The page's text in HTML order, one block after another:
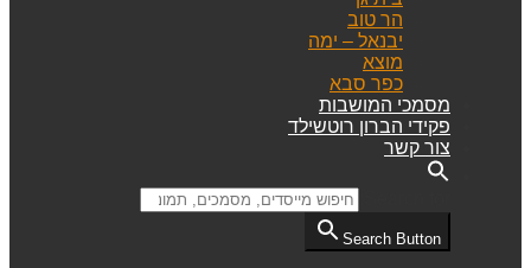
הר טוב
יבנאל – ימה
מוצא
כפר סבא
מסמכי המושבות
פקידי הברון רוטשילד
צור קשר
Search Button